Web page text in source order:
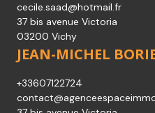
cecile.saad@hotmail.fr
37 bis avenue Victoria
03200 Vichy
JEAN-MICHEL
+33607122724